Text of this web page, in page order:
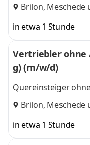
Brilon, Meschede
in etwa 1 Stunde
Vertriebler ohne
g) (m/w/d)
Quereinsteiger
Brilon, Meschede
in etwa 1 Stunde